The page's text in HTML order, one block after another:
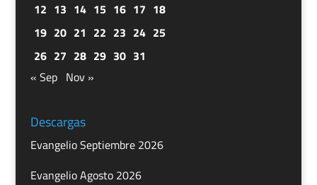
12 13 14 15 16 17 18
19 20 21 22 23 24 25
26 27 28 29 30 31
« Sep Nov »
Descargas
Evangelio Septiembre 2026
Evangelio Agosto 2026